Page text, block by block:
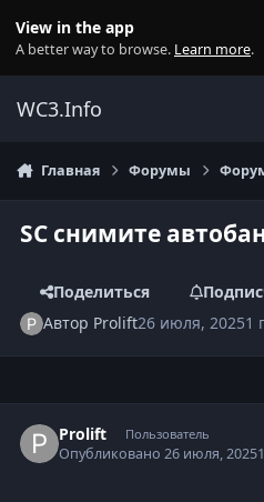
View in the app
A better way to browse. Learn more.
WC3.Info
Главная Форумы
SC снимите
Поделиться
Автор Prolift26 июля, 20251
Prolift Пользователь
Опубликовано26 июля, 2025